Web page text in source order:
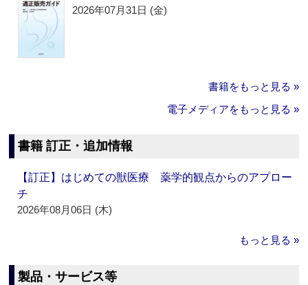
2026年07月31日 (金)
書籍をもっと見る »
電子メディアをもっと見る »
書籍 訂正・追加情報
【訂正】はじめての獣医療 薬学的観点からのアプロー
チ
2026年08月06日 (木)
もっと見る »
製品・サービス等